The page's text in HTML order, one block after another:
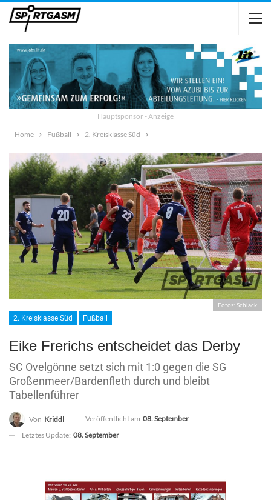
Hauptsponsor - Anzeige
Home
Fußball 2. Kreisklasse Süd
Fotos: Schlack
2. Kreisklasse Süd Fußball
Eike Frerichs entscheidet das Derby
SC Ovelgönne setzt sich mit 1:0 gegen die SG
Großenmeer/Bardenfleth durch und bleibt
Tabellenführer
Von Kriddl Veröffentlicht am 08. September
Letztes Update: 08. September